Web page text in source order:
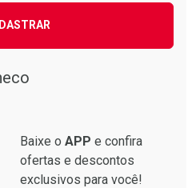
Baixe o APP e confira
ofertas e descontos
exclusivos para você!